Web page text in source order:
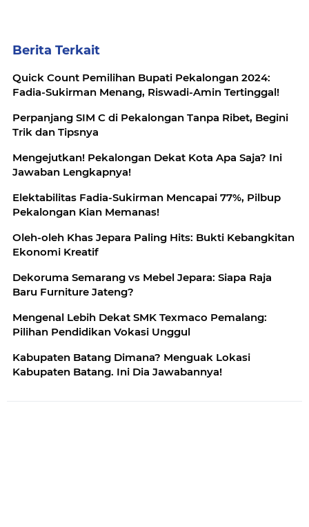
Berita Terkait
Quick Count Pemilihan Bupati Pekalongan 2024:
Fadia-Sukirman Menang, Riswadi-Amin Tertinggal!
Perpanjang SIM C di Pekalongan Tanpa Ribet, Begini
Trik dan Tipsnya
Mengejutkan! Pekalongan Dekat Kota Apa Saja? Ini
Jawaban Lengkapnya!
Elektabilitas Fadia-Sukirman Mencapai 77%, Pilbup
Pekalongan Kian Memanas!
Oleh-oleh Khas Jepara Paling Hits: Bukti Kebangkitan
Ekonomi Kreatif
Dekoruma Semarang vs Mebel Jepara: Siapa Raja
Baru Furniture Jateng?
Mengenal Lebih Dekat SMK Texmaco Pemalang:
Pilihan Pendidikan Vokasi Unggul
Kabupaten Batang Dimana? Menguak Lokasi
Kabupaten Batang. Ini Dia Jawabannya!